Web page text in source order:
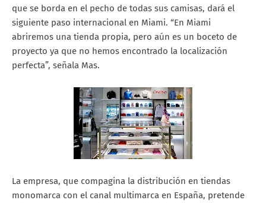
que se borda en el pecho de todas sus camisas, dará el
siguiente paso internacional en Miami. “En Miami
abriremos una tienda propia, pero aún es un boceto de
proyecto ya que no hemos encontrado la localización
perfecta”, señala Mas.
La empresa, que compagina la distribución en tiendas
monomarca con el canal multimarca en España, pretende